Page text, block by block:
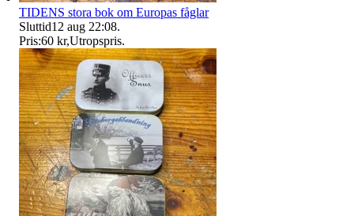
TIDENS stora bok om Europas fåglar
Sluttid12 aug 22:08.
Pris:60 kr,Utropspris.